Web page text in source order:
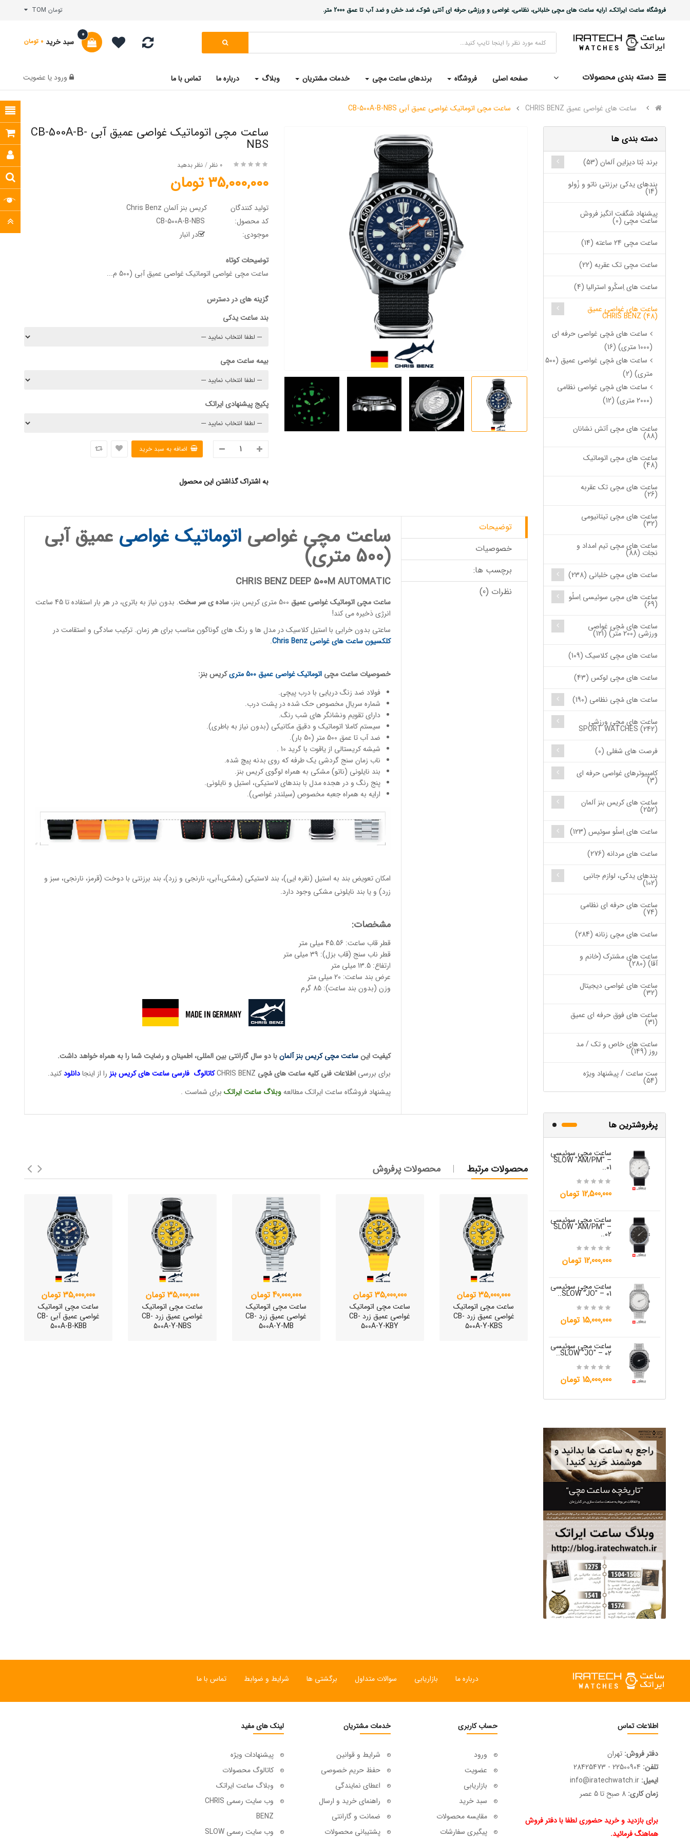
فروشگاه ساعت ایراتک، ارایه ساعت های مچی خلبانی، نظامی، غواصی و ورزشی حرفه ای آنتی شوک، ضد خش و ضد آب تا عمق 2000 متر. تومان TOM
سبد خرید
0
0 تومان
دسته بندی محصولات صفحه اصلی فروشگاه برندهای ساعت مچی خدمات مشتریان وبلاگ درباره ما تماس با ما ورود یا عضویت
ساعت های غواصی عمیق CHRIS BENZ ساعت مچی اتوماتیک غواصی عمیق آبی CB-500A-B-NBS
دسته بندی ها
برند بُتا دیزاین آلمان (53)
بندهای یدکی برزنتی ناتو و زُولو
(14)
پیشنهاد شگفت انگیز فروش
ساعت مچی (0)
ساعت مچی 24 ساعته (14)
ساعت مچی تک عقربه (22)
ساعت های اِسکُرو استرالیا (4)
ساعت های غواصی عمیق
CHRIS BENZ (48)
ساعت های مُچی غواصی حرفه ای
(1000 متری) (16)
ساعت های مُچی غواصی عمیق (500
متری) (2)
ساعت های مُچی غواصی نظامی
(2000 متری) (12)
ساعت های مچی آتش نشانان
(88)
ساعت های مچی اتوماتیک
(48)
ساعت های مچی تک عقربه
(26)
ساعت های مچی تیتانیومی
(32)
ساعت های مچی تیم امداد و
نجات (88)
ساعت های مچی خلبانی (238)
ساعت های مچی سوئیسی اِسلُو
(69)
ساعت های مُچی غواصی
ورزشی (200 متر) (121)
ساعت های مچی کلاسیک (109)
ساعت های مچی لوکس (43)
ساعت های مُچی نظامی (190)
ساعت های مچی ورزشی
SPORT WATCHES (242)
فرصت های شغلی (0)
کامپیوترهای غواصی حرفه ای
(3)
ساعت های کریس بنز آلمان
(252)
ساعت های اِسلُو سوئیس (123)
ساعت های مردانه (276)
بندهای یدکی، لوازم جانبی
(102)
ساعت های حرفه ای نظامی
(74)
ساعت های مچی زنانه (284)
ساعت های مشترک (خانم و
آقا) (280)
ساعت های غواصی دیجیتال
(32)
ساعت های فوق حرفه ای عمیق
(31)
ساعت های خاص و تک / مد
روز (149)
ست ساعت / پیشنهاد ویژه
(54)
پرفروشترین ها
ساعت مچی سوئیسی
SLOW "AM/PM" –
01..
12,500,000 تومان
ساعت مچی سوئیسی
SLOW "AM/PM" –
02..
12,000,000 تومان
ساعت مچی سوئیسی
SLOW "JO" – 01..
15,000,000 تومان
ساعت مچی سوئیسی
SLOW "JO" – 02..
15,000,000 تومان
ساعت مچی سوئیسی
SLOW "JO" – 04..
15,000,000 تومان
ساعت مچی سوئیسی
SLOW "JO" – 05..
12,000,000 تومان
ساعت مچی سوئیسی
ساعت مچی اتوماتیک غواصی عمیق آبی CB-500A-B-
NBS
0 نظر /نظر بدهید
35,000,000 تومان
تولید کنندگان
کریس بنز آلمان Chris Benz
کد محصول:
موجودی:
در انبار
توضیحات کوتاه
ساعت مچی غواصی اتوماتیک غواصی عمیق آبی (500 م...
گزینه های در دسترس
بند ساعت یدکی
بیمه ساعت مچی
پکیج پیشنهادی ایراتک
به اشتراک گذاشتن این محصول
توضیحات
خصوصیات
برچسب ها:
نظرات (0)
ساعت مچی غواصی اتوماتیک غواصی عمیق آبی
(500 متری)
CHRIS BENZ DEEP 500M AUTOMATIC
ساعت مچی اتوماتیک غواصی عمیق ساده ی سر سخت
. بدون نیاز به باتری، در هر بار استفاده تا 45 ساعت
انرژی ذخیره می کند!
ساعتی بدون خرابی با استیل کلاسیک در مدل ها و رنگ های گوناگون مناسب برای هر زمان. ترکیب سادگی و استقامت در
کلکسیون ساعت های غواصی Chris Benz
.
خصوصیات ساعت مچی اتوماتیک غواصی عمیق 500 متری
کریس بنز:
فولاد ضد زنگ دریایی با درب پیچی.
شماره سریال مخصوص حک شده در پشت درب.
دارای تقویم ونشانگر های شب رنگ.
سیستم کاملا اتوماتیک و دقیق مکانیکی (بدون نیاز به باطری).
ضد آب تا عمق 500 متر (50 بار).
شیشه کریستالی از یاقوت با گرید 10 .
ناب زمان سنج گردشی یک طرفه که روی بدنه پیچ شده.
بند نایلونی (ناتو) مشکی به همراه لوگوی کریس بنز.
پنج رنگ و در هجده مدل با بندهای لاستیکی، استیل و نایلونی.
ارایه به همراه جعبه مخصوص (سیلندر غواصی).
امکان تعویض بند به استیل (نقره ایی)، بند لاستیکی (مشکی،آبی، نارنجی و زرد)، بند برزنتی با دوخت (قرمز، نارنجی، سبز و
زرد) و یا بند نایلونی مشکی وجود دارد.
مشخصات:
قطر قاب ساعت: 45.56 میلی متر
قطر ناب سنج (قاب بزل): 39 میلی متر
ارتفاع: 13.5 میلی متر
عرض بند ساعت: 20 میلی متر
وزن (بدون بند ساعت): 85 گرم
کیفیت اینساعت مچی کریس بنز آلمان با دو سال گارانتی بین المللی، اطمینان و رضایت شما را به همراه خواهد داشت.
برای بررسی اطلاعات فنی کلیه ساعت های مُچی کاتالوگ فارسی ساعت هایکریس بنزرا از اینجا دانلودکنید.
پیشنهاد فروشگاه ساعت ایراتک مطالعه وبلاگ ساعت ایراتکبرای شماست .
محصولات مرتبط محصولات پرفروش
35,000,000 تومان
ساعت مچی اتوماتیک
غواصی عمیق زرد CB-
500A-Y-KBS
35,000,000 تومان
ساعت مچی اتوماتیک
غواصی عمیق زرد CB-
500A-Y-KBY
40,000,000 تومان
ساعت مچی اتوماتیک
غواصی عمیق زرد CB-
500A-Y-MB
35,000,000 تومان
ساعت مچی اتوماتیک
غواصی عمیق زرد CB-
500A-Y-NBS
35,000,000 تومان
ساعت مچی اتوماتیک
غواصی عمیق آبی CB-
500A-B-KBB
درباره ما بازاریابی سوالات متداول برگشتی ها شرایط و ضوابط تماس با ما
اطلاعات تماس
دفتر فروش: تهران
تلفن: 22500904 - 28425473
ایمیل: info@iratechwatch.ir
زمان کاری:8 صبح تا 5 عصر
برای بازدید و خرید حضوری لطفا با دفتر فروش
هماهنگ فرمائید.
حساب کاربری
ورود
عضویت
بازاریابی
سبد خرید
مقایسه محصولات
پیگیری سفارشات
خدمات مشتریان
شرایط و قوانین
حفظ حریم خصوصی
اعطای نمایندگی
راهنمای خرید و ارسال
ضمانت و گارانتی
پشتیبانی محصولات
لینک های مفید
پیشنهادات ویژه
کاتالوگ محصولات
وبلاگ ساعت ایراتک
وب سایت رسمی CHRIS
BENZ
وب سایت رسمی SLOW